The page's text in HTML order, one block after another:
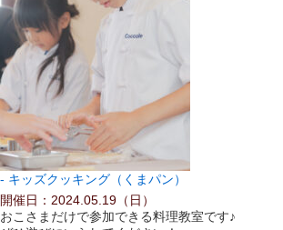
キッズクッキング（くまパン）
開催日：2024.05.19（日）
おこさまだけで参加できる料理教室です♪